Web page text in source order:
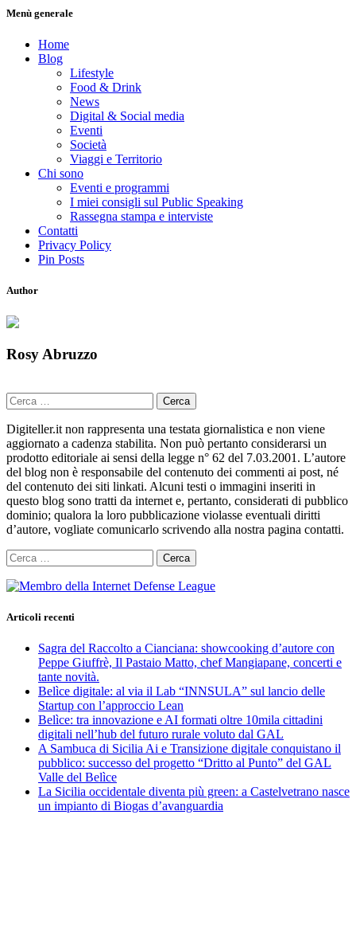
Menù generale
Home
Blog
Lifestyle
Food & Drink
News
Digital & Social media
Eventi
Società
Viaggi e Territorio
Chi sono
Eventi e programmi
I miei consigli sul Public Speaking
Rassegna stampa e interviste
Contatti
Privacy Policy
Pin Posts
Author
Rosy Abruzzo
Ricerca
per:
Digiteller.it non rappresenta una testata giornalistica e non viene
aggiornato a cadenza stabilita. Non può pertanto considerarsi un
prodotto editoriale ai sensi della legge n° 62 del 7.03.2001. L’autore
del blog non è responsabile del contenuto dei commenti ai post, né
del contenuto dei siti linkati. Alcuni testi o immagini inseriti in
questo blog sono tratti da internet e, pertanto, considerati di pubblico
dominio; qualora la loro pubblicazione violasse eventuali diritti
d’autore, vogliate comunicarlo scrivendo alla nostra pagina contatti.
Ricerca
per:
Articoli recenti
Sagra del Raccolto a Cianciana: showcooking d’autore con
Peppe Giuffrè, Il Pastaio Matto, chef Mangiapane, concerti e
tante novità.
Belìce digitale: al via il Lab “INNSULA” sul lancio delle
Startup con l’approccio Lean
Belìce: tra innovazione e AI formati oltre 10mila cittadini
digitali nell’hub del futuro rurale voluto dal GAL
A Sambuca di Sicilia Ai e Transizione digitale conquistano il
pubblico: successo del progetto “Dritto al Punto” del GAL
Valle del Belìce
La Sicilia occidentale diventa più green: a Castelvetrano nasce
un impianto di Biogas d’avanguardia